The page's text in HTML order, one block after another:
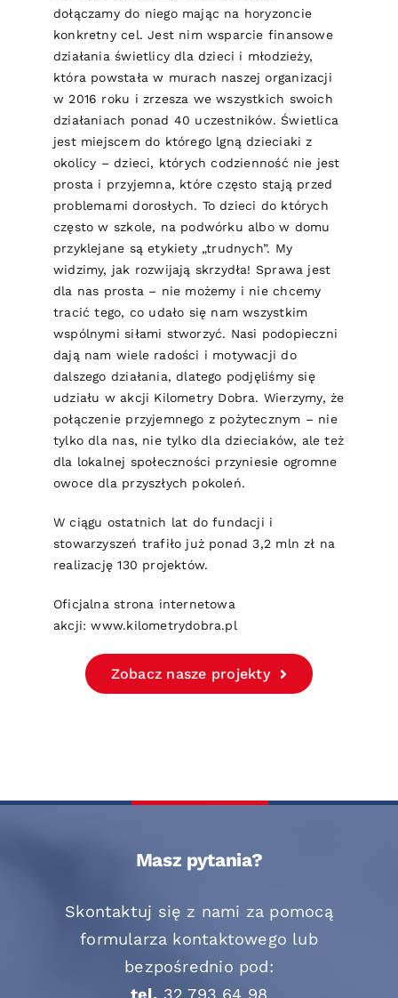
dołączamy do niego mając na horyzoncie
konkretny cel. Jest nim wsparcie finansowe
działania świetlicy dla dzieci i młodzieży,
która powstała w murach naszej organizacji
w 2016 roku i zrzesza we wszystkich swoich
działaniach ponad 40 uczestników. Świetlica
jest miejscem do którego lgną dzieciaki z
okolicy – dzieci, których codzienność nie jest
prosta i przyjemna, które często stają przed
problemami dorosłych. To dzieci do których
często w szkole, na podwórku albo w domu
przyklejane są etykiety „trudnych”. My
widzimy, jak rozwijają skrzydła! Sprawa jest
dla nas prosta – nie możemy i nie chcemy
tracić tego, co udało się nam wszystkim
wspólnymi siłami stworzyć. Nasi podopieczni
dają nam wiele radości i motywacji do
dalszego działania, dlatego podjęliśmy się
udziału w akcji Kilometry Dobra. Wierzymy, że
połączenie przyjemnego z pożytecznym – nie
tylko dla nas, nie tylko dla dzieciaków, ale też
dla lokalnej społeczności przyniesie ogromne
owoce dla przyszłych pokoleń.
W ciągu ostatnich lat do fundacji i
stowarzyszeń trafiło już ponad 3,2 mln zł na
realizację 130 projektów.
Oficjalna strona internetowa
akcji:www.kilometrydobra.pl
Zobacz nasze projekty
Masz pytania?
Skontaktuj się z nami za pomocą
formularza kontaktowego lub
bezpośrednio pod:
tel. 32 793 64 98